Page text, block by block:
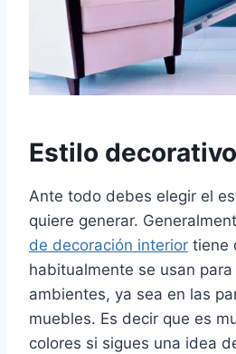
Estilo decorativo
Ante todo debes elegir el
quiere generar.
de decoración interior tiene
habitualmente se usan
ambientes, ya sea en las
muebles. Es decir que es
colores si sigues una idea